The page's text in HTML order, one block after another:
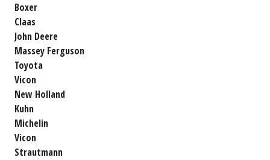
Boxer
Claas
John Deere
Massey Ferguson
Toyota
Vicon
New Holland
Kuhn
Michelin
Vicon
Strautmann